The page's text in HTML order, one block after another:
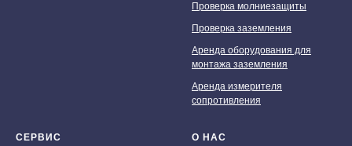
Проверка молниезащиты
Проверка заземления
Аренда оборудования для
монтажа заземления
Аренда измерителя
сопротивления
СЕРВИС О НАС